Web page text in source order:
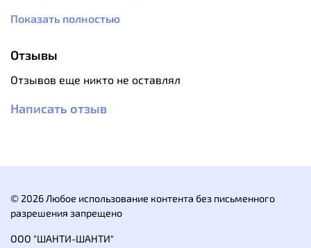
ручки
виде
Рекомендации по уходу:
обычный режим
паром может вызывать необратимые
не отбеливать
сухая чистка запрещена
Показать полностью
Отзывы
Отзывов еще никто не оставлял
Написать отзыв
© 2026 Любое использование контента без письменного
разрешения запрещено
ООО "ШАНТИ-ШАНТИ"